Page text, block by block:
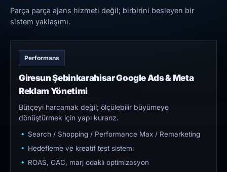
Parça parça ajans hizmeti değil; birbirini besleyen bir
sistem yaklaşımı.
Performans
Giresun Şebinkarahisar Google Ads & Meta
Reklam Yönetimi
Bütçeyi harcamak değil; ölçülebilir büyümeye
dönüştürmek için yapı kurarız.
Search / Shopping / Performance Max / Remarketing
Hedefleme ve kreatif test sistemi
ROAS, CAC, marj odaklı optimizasyon